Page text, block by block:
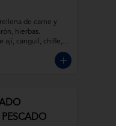
de carne y
hierbas.
ají, canguil, chifle,